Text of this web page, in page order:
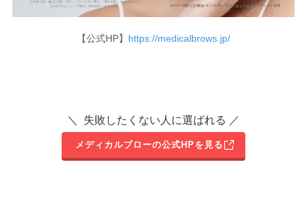
【公式HP】 https://medicalbrows.jp/
＼ 失敗したくない人に選ばれる ／
メディカルブローの公式HPを見る